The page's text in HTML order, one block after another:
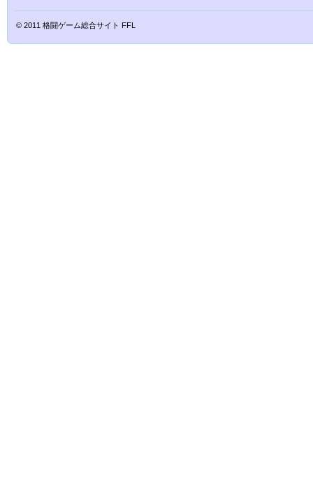
© 2011 格闘ゲーム総合サイト FFL